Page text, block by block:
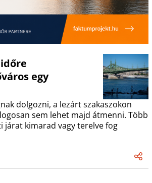
egy
dolgozni, a lezárt szakaszokon
sem lehet majd átmenni. Több
járat kimarad vagy terelve fog